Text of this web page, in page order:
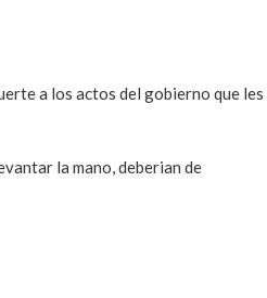
a los actos del gobierno que les
la mano, deberian de